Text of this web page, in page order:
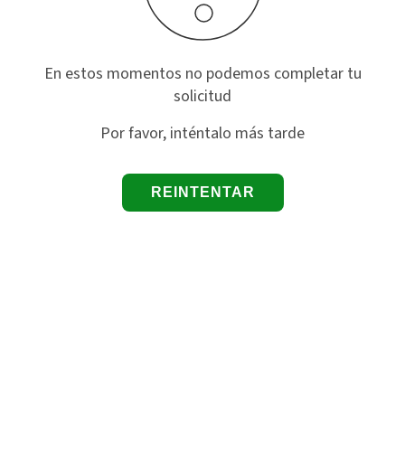
En estos momentos no podemos completar tu
solicitud
Por favor, inténtalo más tarde
REINTENTAR